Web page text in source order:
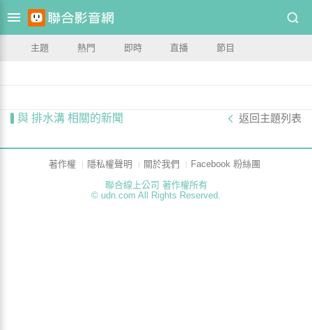
主題 熱門 即時 直播 節目
與 排水溝 相關的新聞 返回主題列表
著作權 隱私權聲明 關於我們
Facebook 粉絲團
聯合線上公司 著作權所有
© udn.com All Rights Reserved.